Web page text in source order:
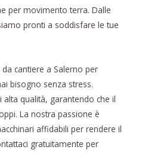
per movimento terra. Dalle
pronti a soddisfare le tue
cantiere a Salerno per
bisogno senza stress.
qualità, garantendo che il
La nostra passione è
affidabili per rendere il
gratuitamente per